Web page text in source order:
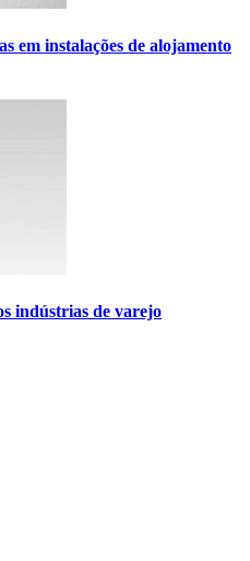
em instalações de alojamento
indústrias de varejo